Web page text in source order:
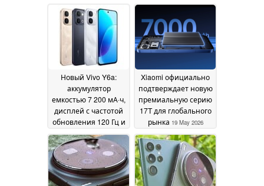
Новый Vivo Y6a:
аккумулятор
емкостью 7 200 мА·ч,
дисплей с частотой
обновления 120 Гц и
процессор
Snapdragon 4 Gen 2
по доступной цене 26
June 2026
Xiaomi официально
подтверждает новую
премиальную серию
17T для глобального
рынка 19 May 2026